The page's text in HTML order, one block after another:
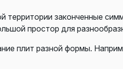
законченные
простор для
плит разной формы.